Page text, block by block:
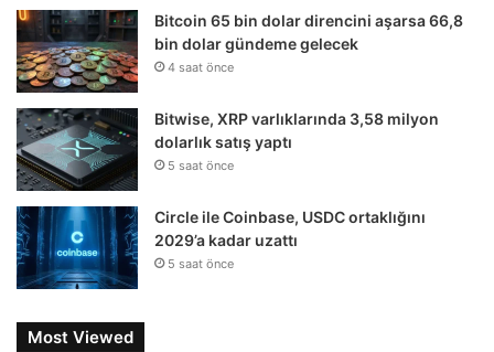
Bitcoin 65 bin dolar direncini aşarsa 66,8
bin dolar gündeme gelecek
4 saat önce
Bitwise, XRP varlıklarında 3,58 milyon
dolarlık satış yaptı
5 saat önce
Circle ile Coinbase, USDC ortaklığını
2029’a kadar uzattı
5 saat önce
Most Viewed